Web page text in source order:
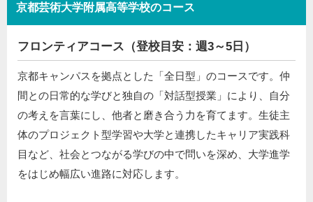
京都芸術大学附属高等学校のコース
フロンティアコース（登校目安：週3～5日）
京都キャンパスを拠点とした「全日型」のコースです。仲
間との日常的な学びと独自の「対話型授業」により、自分
の考えを言葉にし、他者と磨き合う力を育てます。生徒主
体のプロジェクト型学習や大学と連携したキャリア実践科
目など、社会とつながる学びの中で問いを深め、大学進学
をはじめ幅広い進路に対応します。